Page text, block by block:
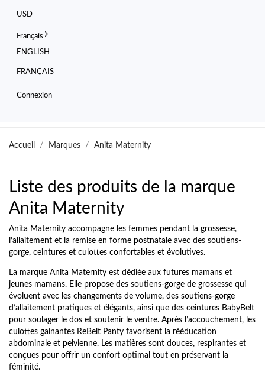
USD
Français
ENGLISH
FRANÇAIS
Connexion
Accueil Marques Anita Maternity
Liste des produits de la marque
Anita Maternity
Anita Maternity accompagne les femmes pendant la grossesse,
l’allaitement et la remise en forme postnatale avec des soutiens-
gorge, ceintures et culottes confortables et évolutives.
La marque Anita Maternity est dédiée aux futures mamans et
jeunes mamans. Elle propose des soutiens-gorge de grossesse qui
évoluent avec les changements de volume, des soutiens-gorge
d’allaitement pratiques et élégants, ainsi que des ceintures BabyBelt
pour soulager le dos et soutenir le ventre. Après l’accouchement, les
culottes gainantes ReBelt Panty favorisent la rééducation
abdominale et pelvienne. Les matières sont douces, respirantes et
conçues pour offrir un confort optimal tout en préservant la
féminité.